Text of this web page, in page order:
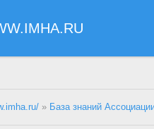
» База знаний